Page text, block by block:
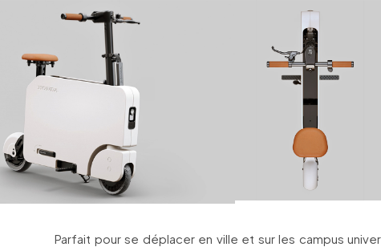
Parfait pour se déplacer en ville et sur les campus